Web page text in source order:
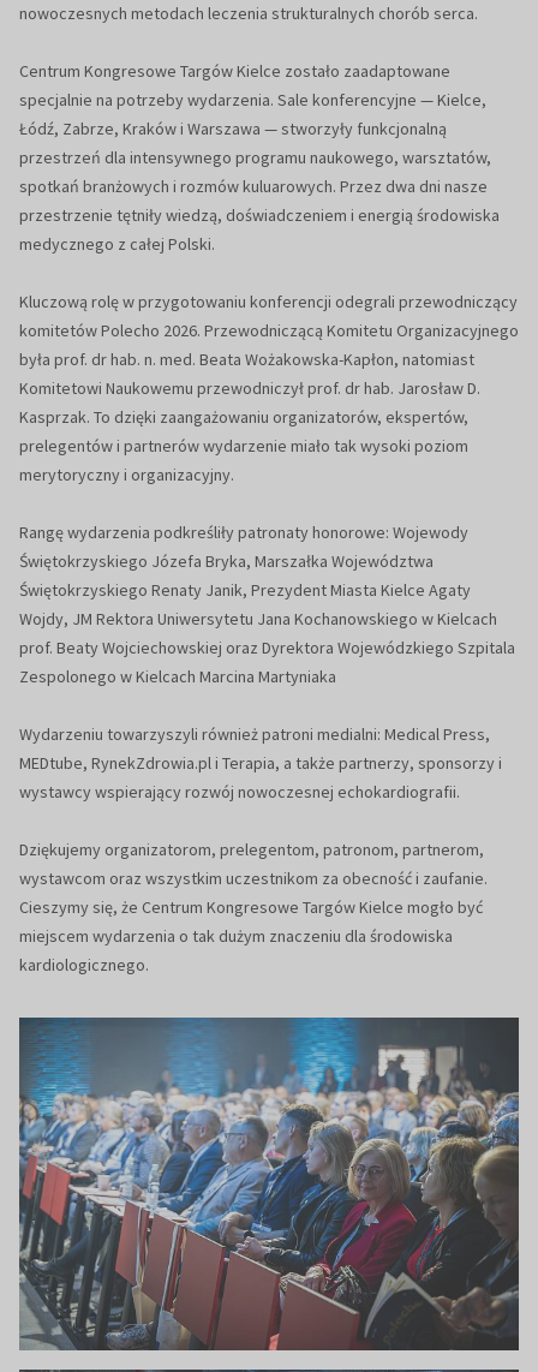
nowoczesnych metodach leczenia strukturalnych chorób serca.
Centrum Kongresowe Targów Kielce zostało zaadaptowane
specjalnie na potrzeby wydarzenia. Sale konferencyjne — Kielce,
Łódź, Zabrze, Kraków i Warszawa — stworzyły funkcjonalną
przestrzeń dla intensywnego programu naukowego, warsztatów,
spotkań branżowych i rozmów kuluarowych. Przez dwa dni nasze
przestrzenie tętniły wiedzą, doświadczeniem i energią środowiska
medycznego z całej Polski.
Kluczową rolę w przygotowaniu konferencji odegrali przewodniczący
komitetów Polecho 2026. Przewodniczącą Komitetu Organizacyjnego
była prof. dr hab. n. med. Beata Wożakowska-Kapłon, natomiast
Komitetowi Naukowemu przewodniczył prof. dr hab. Jarosław D.
Kasprzak. To dzięki zaangażowaniu organizatorów, ekspertów,
prelegentów i partnerów wydarzenie miało tak wysoki poziom
merytoryczny i organizacyjny.
Rangę wydarzenia podkreśliły patronaty honorowe: Wojewody
Świętokrzyskiego Józefa Bryka, Marszałka Województwa
Świętokrzyskiego Renaty Janik, Prezydent Miasta Kielce Agaty
Wojdy, JM Rektora Uniwersytetu Jana Kochanowskiego w Kielcach
prof. Beaty Wojciechowskiej oraz Dyrektora Wojewódzkiego Szpitala
Zespolonego w Kielcach Marcina Martyniaka
Wydarzeniu towarzyszyli również patroni medialni: Medical Press,
MEDtube, RynekZdrowia.pl i Terapia, a także partnerzy, sponsorzy i
wystawcy wspierający rozwój nowoczesnej echokardiografii.
Dziękujemy organizatorom, prelegentom, patronom, partnerom,
wystawcom oraz wszystkim uczestnikom za obecność i zaufanie.
Cieszymy się, że Centrum Kongresowe Targów Kielce mogło być
miejscem wydarzenia o tak dużym znaczeniu dla środowiska
kardiologicznego.